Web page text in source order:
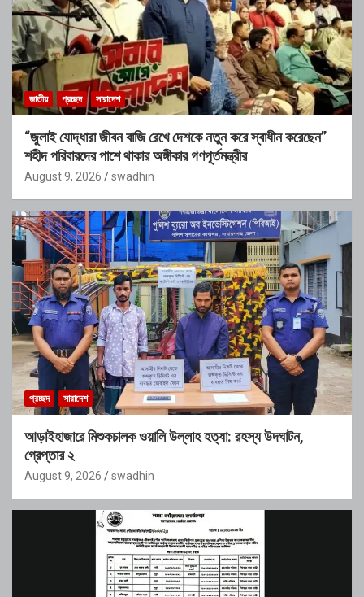
জাতীয় প্রচ্ছদ সারাদেশ
“জুলাই যোদ্ধারা জীবন বাজি রেখে দেশকে নতুন করে স্বাধীন করেছেন”
শহীদ পরিবারদের পাশে থাকার অঙ্গীকার গণপূর্তমন্ত্রীর
August 9, 2026 swadhin
প্রচ্ছদ সারাদেশ
আড়াইহাজারে মিশুকচালক ওয়ালি উল্লাহ হত্যা: রহস্য উদঘাটন,
গ্রেপ্তার ২
August 9, 2026 swadhin